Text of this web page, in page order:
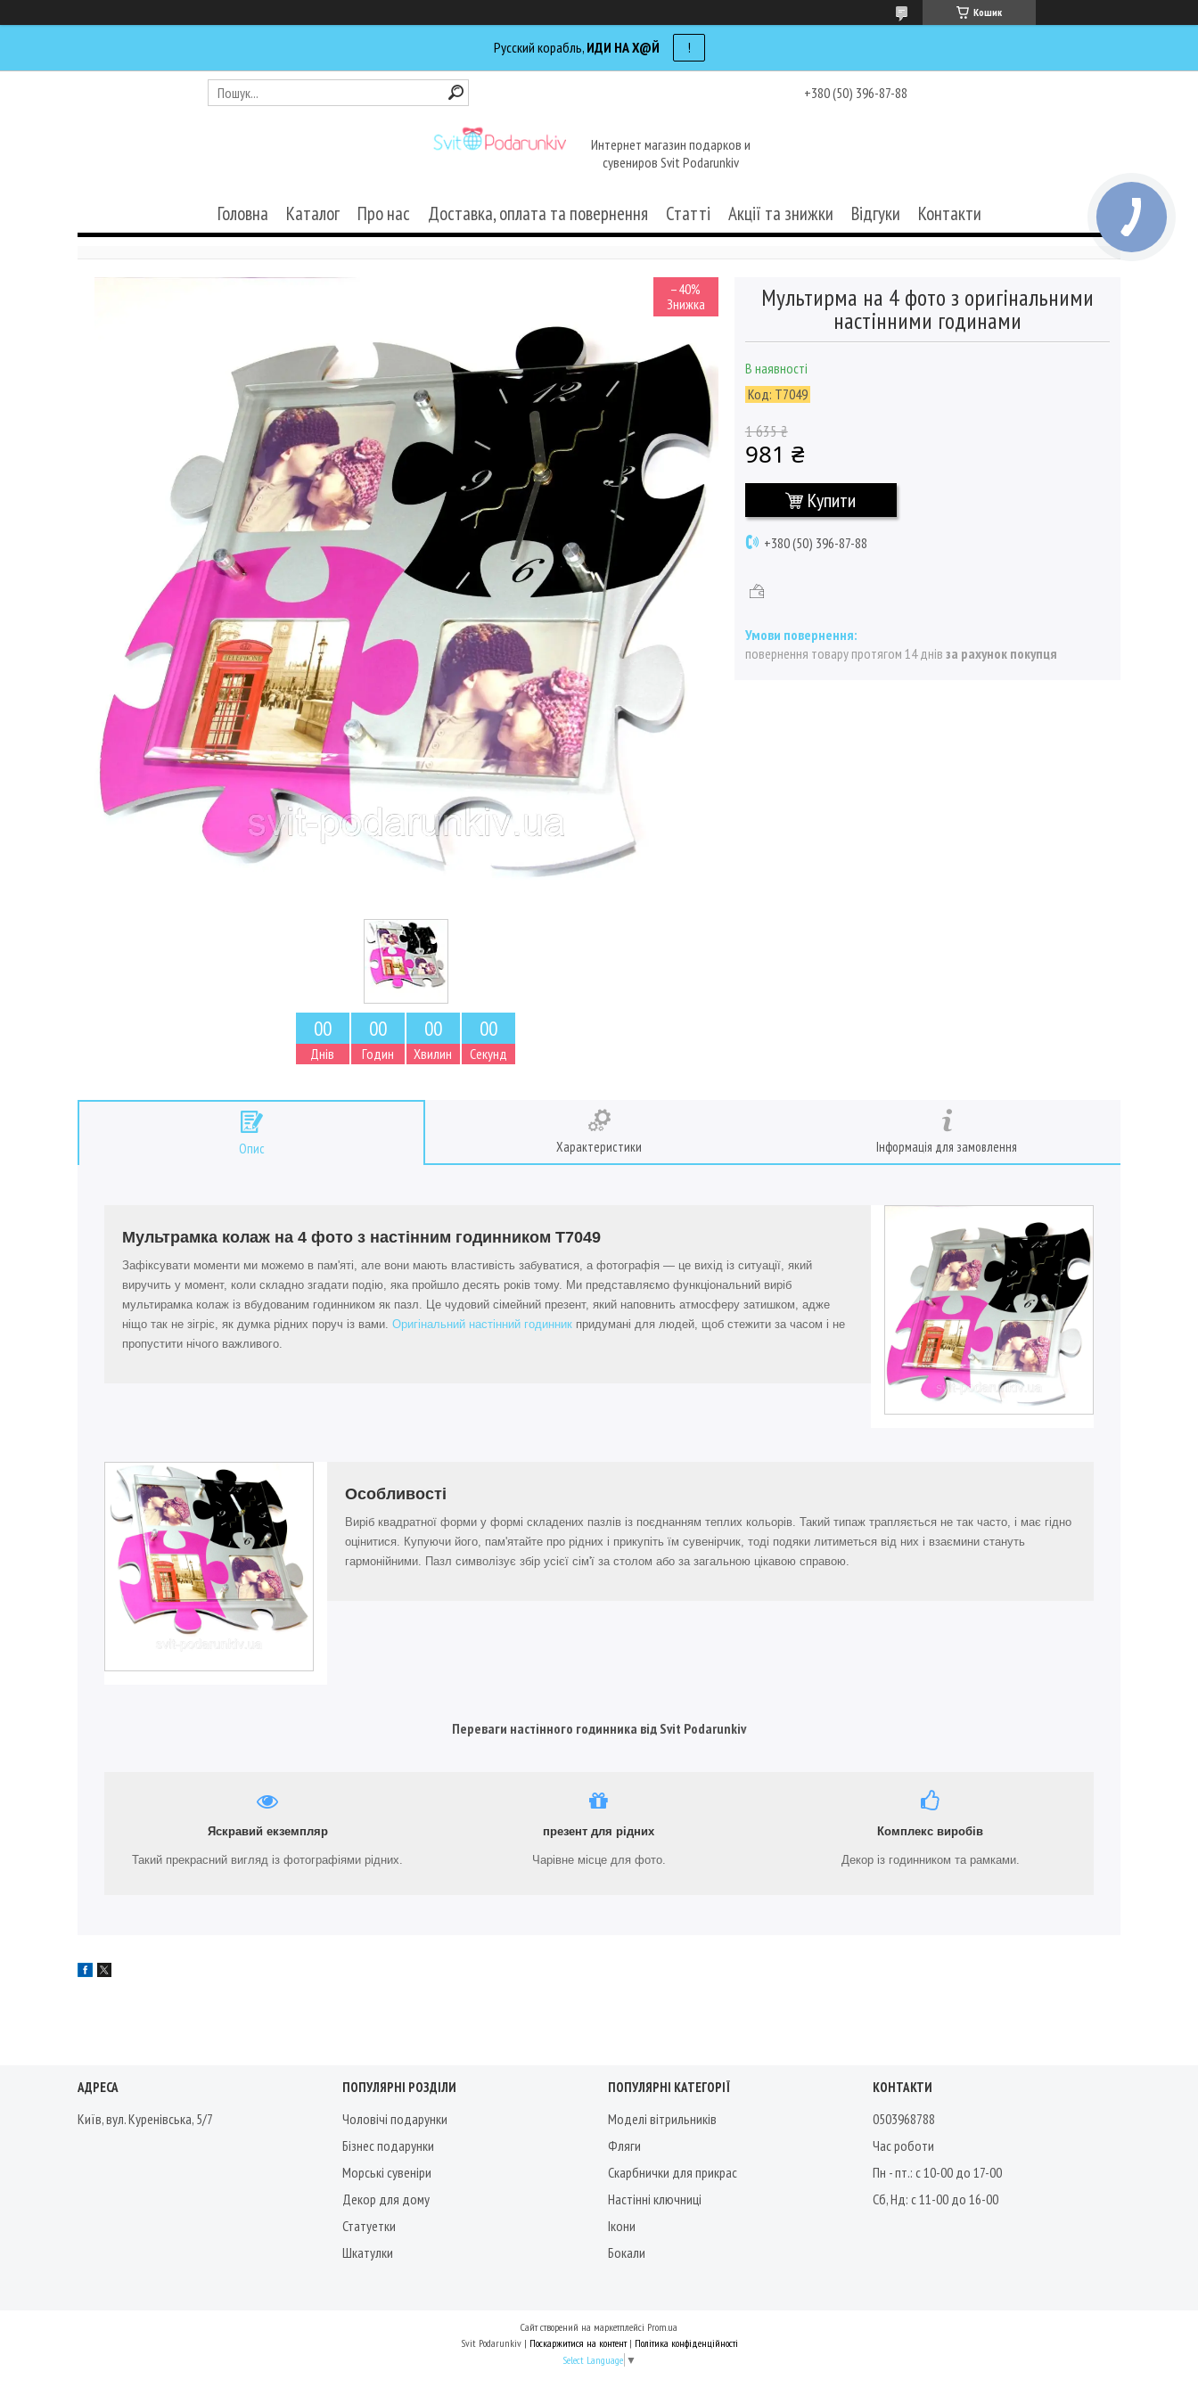
Кошик
Русский корабль, ИДИ НА Х@Й !
+380 (50) 396-87-88
Интернет магазин подарков и
сувениров Svit Podarunkiv
Головна Каталог Про нас Доставка, оплата та повернення Статті Акції та знижки Відгуки Контакти
–40%
00
Днів
00
Годин
00
Хвилин
00
Секунд
Мультирма на 4 фото з оригінальними
настінними годинами
В наявності
Код: T7049
1 635 ₴
981 ₴
Купити
+380 (50) 396-87-88
повернення товару протягом 14 днів за рахунок покупця
Опис Характеристики Інформація для замовлення
Мультрамка колаж на 4 фото з настінним годинником T7049
Зафіксувати моменти ми можемо в пам'яті, але вони мають властивість забуватися, а фотографія — це вихід із ситуації, який
виручить у момент, коли складно згадати подію, яка пройшло десять років тому. Ми представляємо функціональний виріб
мультирамка колаж із вбудованим годинником як пазл. Це чудовий сімейний презент, який наповнить атмосферу затишком, адже
ніщо так не зігріє, як думка рідних поруч із вами. Оригінальний настінний годинник придумані для людей, щоб стежити за часом і не
пропустити нічого важливого.
Особливості
Виріб квадратної форми у формі складених пазлів із поєднанням теплих кольорів. Такий типаж трапляється не так часто, і має гідно
оцінитися. Купуючи його, пам'ятайте про рідних і прикупіть їм сувенірчик, тоді подяки литиметься від них і взаємини стануть
гармонійними. Пазл символізує збір усієї сім'ї за столом або за загальною цікавою справою.
Переваги настінного годинника від Svit Podarunkiv
Яскравий екземпляр
Такий прекрасний вигляд із фотографіями рідних.
презент для рідних
Чарівне місце для фото.
Комплекс виробів
Декор із годинником та рамками.
АДРЕСА
Київ, вул. Куренівська, 5/7
ПОПУЛЯРНІ РОЗДІЛИ
Чоловічі подарунки
Бізнес подарунки
Морські сувеніри
Декор для дому
Статуетки
Шкатулки
ПОПУЛЯРНІ КАТЕГОРІЇ
Моделі вітрильників
Фляги
Скарбнички для прикрас
Настінні ключниці
Ікони
Бокали
КОНТАКТИ
0503968788
Час роботи
Пн - пт.: с 10-00 до 17-00
Сб, Нд: с 11-00 до 16-00
Сайт створений на маркетплейсі Prom.ua
Svit Podarunkiv | Поскаржитися на контент | Політика конфіденційності
Select Language ▼